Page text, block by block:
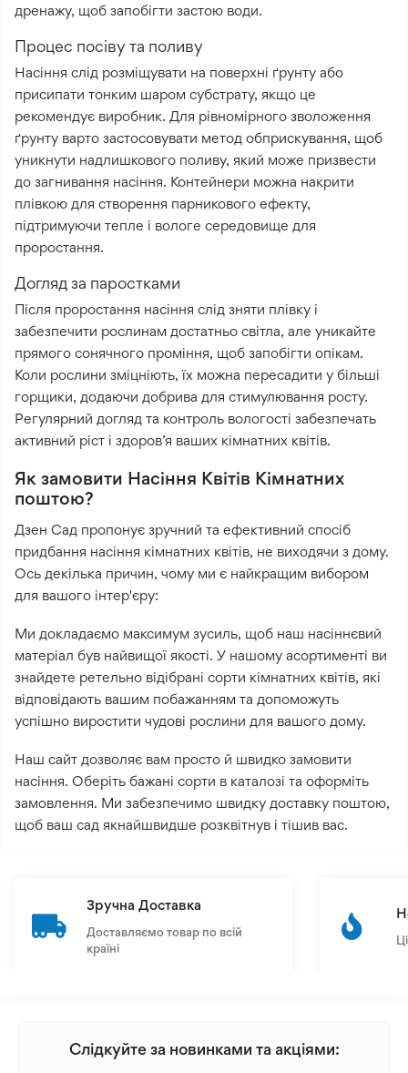
дренажу, щоб запобігти застою води.
Процес посіву та поливу
Насіння слід розміщувати на поверхні ґрунту або
присипати тонким шаром субстрату, якщо це
рекомендує виробник. Для рівномірного зволоження
ґрунту варто застосовувати метод обприскування, щоб
уникнути надлишкового поливу, який може призвести
до загнивання насіння. Контейнери можна накрити
плівкою для створення парникового ефекту,
підтримуючи тепле і вологе середовище для
проростання.
Догляд за паростками
Після проростання насіння слід зняти плівку і
забезпечити рослинам достатньо світла, але уникайте
прямого сонячного проміння, щоб запобігти опікам.
Коли рослини зміцніють, їх можна пересадити у більші
горщики, додаючи добрива для стимулювання росту.
Регулярний догляд та контроль вологості забезпечать
активний ріст і здоров’я ваших кімнатних квітів.
Як замовити Насіння Квітів Кімнатних
поштою?
Дзен Сад пропонує зручний та ефективний спосіб
придбання насіння кімнатних квітів, не виходячи з дому.
Ось декілька причин, чому ми є найкращим вибором
для вашого інтер'єру:
Ми докладаємо максимум зусиль, щоб наш насіннєвий
матеріал був найвищої якості. У нашому асортименті ви
знайдете ретельно відібрані сорти кімнатних квітів, які
відповідають вашим побажанням та допоможуть
успішно виростити чудові рослини для вашого дому.
Наш сайт дозволяє вам просто й швидко замовити
насіння. Оберіть бажані сорти в каталозі та оформіть
замовлення. Ми забезпечимо швидку доставку поштою,
щоб ваш сад якнайшвидше розквітнув і тішив вас.
Зручна Доставка
Доставляємо товар по всій
країні
Слідкуйте за новинками та акціями: